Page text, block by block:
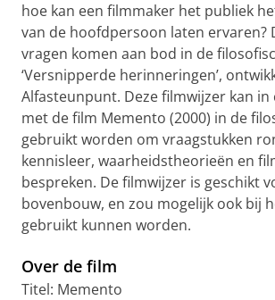
hoe kan een filmmaker het publiek
van de hoofdpersoon laten ervaren?
vragen komen aan bod in de
‘Versnipperde herinneringen’,
Alfasteunpunt. Deze filmwijzer kan
met de film Memento (2000) in de
gebruikt worden om vraagstukken
kennisleer, waarheidstheorieën en
bespreken. De filmwijzer is geschikt
bovenbouw, en zou mogelijk ook bij
gebruikt kunnen worden.
Over de film
Titel: Memento